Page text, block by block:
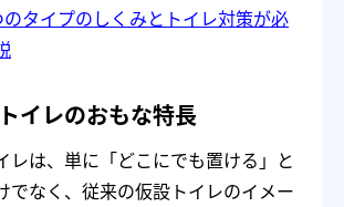
タイプのしくみとトイレ対策が必
イレのおもな特長
レは、単に「どこにでも置ける」と
でなく、従来の仮設トイレのイメー